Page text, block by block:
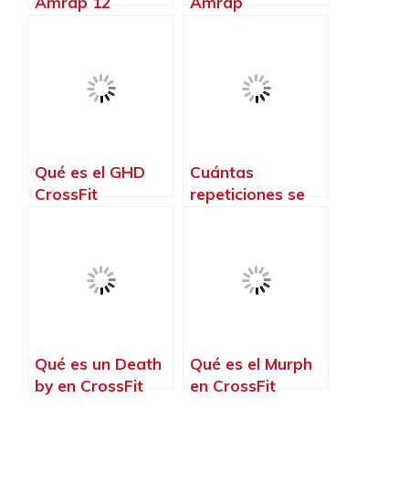
Qué es el GHD
CrossFit
Cuántas
repeticiones se
Qué es un Death
by en CrossFit
Qué es el Murph
en CrossFit